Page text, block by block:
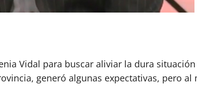
Vidal para buscar aliviar la dura
generó algunas expectativas, pero al